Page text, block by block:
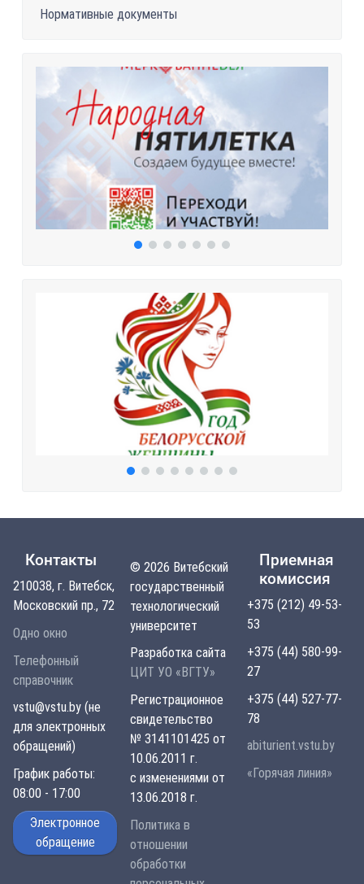
Нормативные документы
Контакты
210038, г. Витебск,
Московский пр., 72
Одно окно
Телефонный
справочник
vstu@vstu.by (не
для электронных
обращений)
График работы:
08:00 - 17:00
Электронное
обращение
© 2026 Витебский
государственный
технологический
университет
Разработка сайта
ЦИТ УО «ВГТУ»
Регистрационное
свидетельство
№ 3141101425 от
10.06.2011 г.
с изменениями от
13.06.2018 г.
Политика в
отношении
обработки
Приемная
комиссия
+375 (212) 49-53-
53
+375 (44) 580-99-
27
+375 (44) 527-77-
78
abiturient.vstu.by
«Горячая линия»